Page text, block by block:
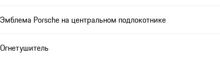
Эмблема Porsche на центральном подлокотнике
Огнетушитель